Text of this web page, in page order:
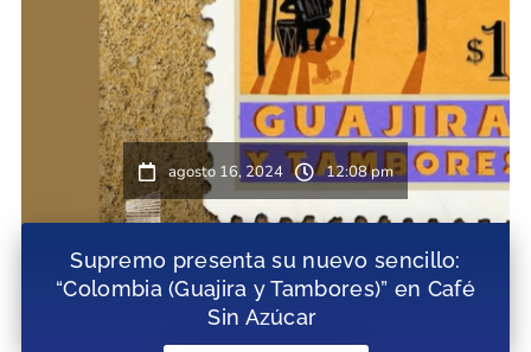
agosto 16, 2024 12:08 pm
Supremo presenta su nuevo sencillo:
“Colombia (Guajira y Tambores)” en Café
Sin Azúcar